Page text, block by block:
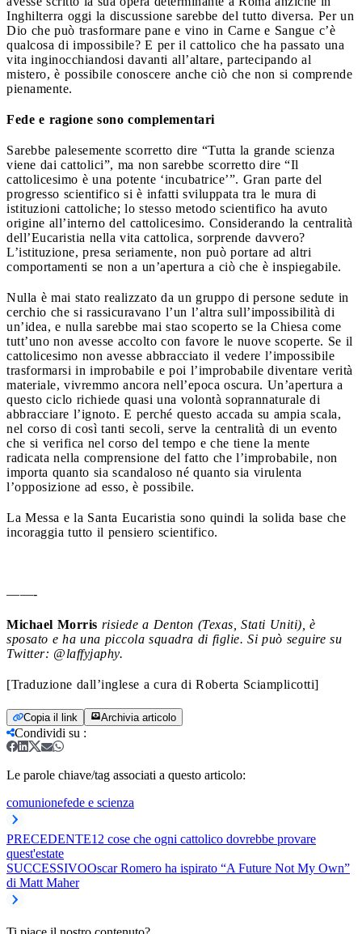
Inghilterra oggi la discussione sarebbe del tutto diversa. Per un
Dio che può trasformare pane e vino in Carne e Sangue c’è
qualcosa di impossibile? E per il cattolico che ha passato una
vita inginocchiandosi davanti all’altare, partecipando al
mistero, è possibile conoscere anche ciò che non si comprende
pienamente.
Fede e ragione sono complementari
Sarebbe palesemente scorretto dire “Tutta la grande scienza
viene dai cattolici”, ma non sarebbe scorretto dire “Il
cattolicesimo è una potente ‘incubatrice’”. Gran parte del
progresso scientifico si è infatti sviluppata tra le mura di
istituzioni cattoliche; lo stesso metodo scientifico ha avuto
origine all’interno del cattolicesimo. Considerando la centralità
dell’Eucaristia nella vita cattolica, sorprende davvero?
L’istituzione, presa seriamente, non può portare ad altri
comportamenti se non a un’apertura a ciò che è inspiegabile.
Nulla è mai stato realizzato da un gruppo di persone sedute in
cerchio che si rassicuravano l’un l’altra sull’impossibilità di
un’idea, e nulla sarebbe mai stao scoperto se la Chiesa come
tutt’uno non avesse accolto con favore le nuove scoperte. Se il
cattolicesimo non avesse abbracciato il vedere l’impossibile
trasformarsi in improbabile e poi l’improbabile diventare verità
materiale, vivremmo ancora nell’epoca oscura. Un’apertura a
questo ciclo richiede quasi una volontà soprannaturale di
abbracciare l’ignoto. E perché questo accada su ampia scala,
nel corso di così tanti secoli, serve la centralità di un evento
che si verifica nel corso del tempo e che tiene la mente
radicata nella comprensione del fatto che l’improbabile, non
importa quanto sia scandaloso né quanto sia virulenta
l’opposizione ad esso, è possibile.
La Messa e la Santa Eucaristia sono quindi la solida base che
incoraggia tutto il pensiero scientifico.
——-
Michael Morris risiede a Denton (Texas, Stati Uniti), è
sposato e ha una piccola squadra di figlie. Si può seguire su
Twitter: @laffyjaphy.
[Traduzione dall’inglese a cura di Roberta Sciamplicotti]
Copia il link Archivia articolo
Condividi su :
Le parole chiave/tag associati a questo articolo:
comunionefede e scienza
PRECEDENTE12 cose che ogni cattolico dovrebbe provare
quest'estate
SUCCESSIVOOscar Romero ha ispirato “A Future Not My Own”
di Matt Maher